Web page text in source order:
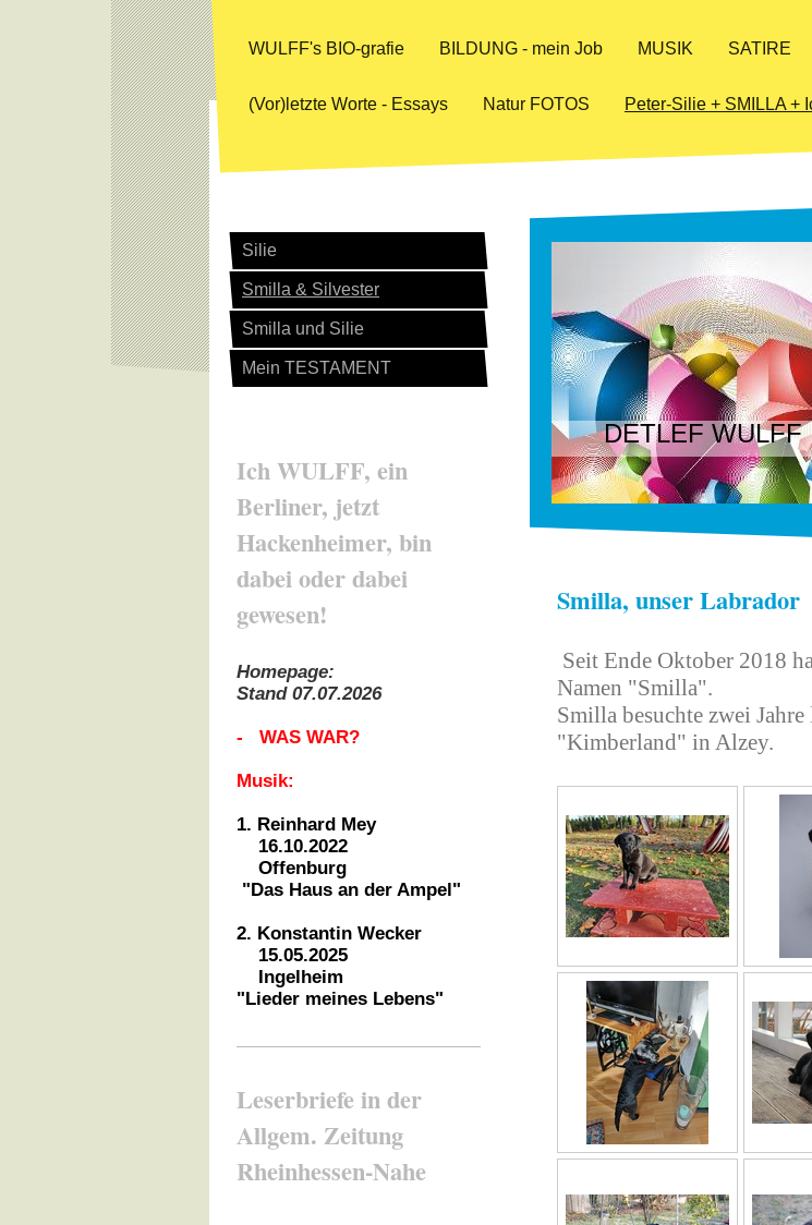
WULFF's BIO-grafie BILDUNG - mein Job MUSIK SATIRE
(Vor)letzte Worte - Essays Natur FOTOS Peter-Silie + SMILLA +
DETLEF
Smilla, unser Labrador
Seit Ende Oktober 2018
Namen "Smilla".
Smilla besuchte zwei
"Kimberland" in Alzey.
Silie
Smilla & Silvester
Smilla und Silie
Mein TESTAMENT
Ich WULFF, ein
Berliner, jetzt
Hackenheimer, bin
dabei oder dabei
gewesen!
Homepage:
Stand 07.07.2026
- WAS WAR?
Musik:
1. Reinhard Mey
16.10.2022
Offenburg
"Das Haus an der Ampel"
2. Konstantin Wecker
15.05.2025
Ingelheim
"Lieder meines Lebens"
Leserbriefe in der
Allgem. Zeitung
Rheinhessen-Nahe